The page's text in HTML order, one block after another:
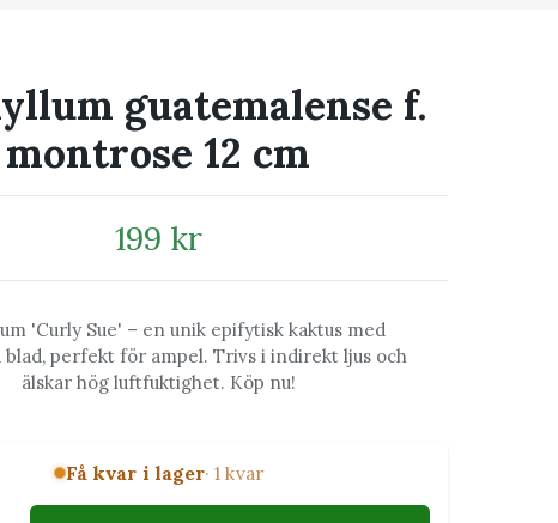
guatemalense f.
montrose 12 cm
199 kr
'Curly Sue' – en unik epifytisk kaktus med
blad, perfekt för ampel. Trivs i indirekt ljus och
älskar hög luftfuktighet. Köp nu!
Få kvar i lager· 1 kvar